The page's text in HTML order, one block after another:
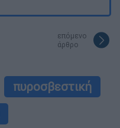
επόμενο
άρθρο
πυροσβεστική